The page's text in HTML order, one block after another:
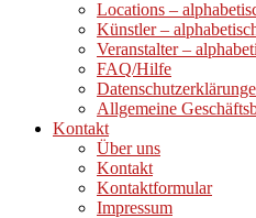
Locations –
Künstler –
Veranstalter –
FAQ/Hilfe
Allgemeine
Kontakt
Über uns
Kontakt
Kontaktformular
Impressum